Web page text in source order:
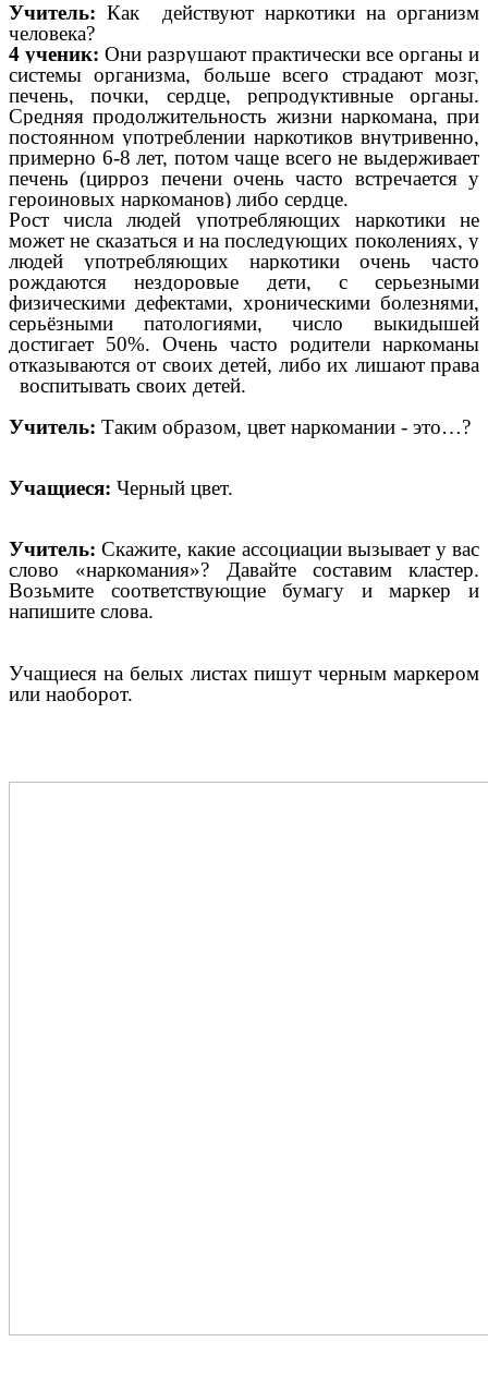
Учитель: Как действуют наркотики на организм
человека?
4 ученик: Они разрушают практически все органы и
системы организма, больше всего страдают мозг,
печень, почки, сердце, репродуктивные органы.
Средняя продолжительность жизни наркомана, при
постоянном употреблении наркотиков внутривенно,
примерно 6-8 лет, потом чаще всего не выдерживает
печень (цирроз печени очень часто встречается у
героиновых наркоманов) либо сердце.
Рост числа людей употребляющих наркотики не
может не сказаться и на последующих поколениях, у
людей употребляющих наркотики очень часто
рождаются нездоровые дети, с серьезными
физическими дефектами, хроническими болезнями,
серьёзными патологиями, число выкидышей
достигает 50%. Очень часто родители наркоманы
отказываются от своих детей, либо их лишают права
воспитывать своих детей.
Учитель: Таким образом, цвет наркомании - это…?
Учащиеся: Черный цвет.
Учитель: Скажите, какие ассоциации вызывает у вас
слово «наркомания»? Давайте составим кластер.
Возьмите соответствующие бумагу и маркер и
напишите слова.
Учащиеся на белых листах пишут черным маркером
или наоборот.